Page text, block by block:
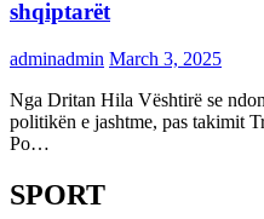
shqiptarët
adminadmin March 3, 2025
Nga Dritan Hila Vështirë se
politikën e jashtme, pas takimit
Po…
SPORT